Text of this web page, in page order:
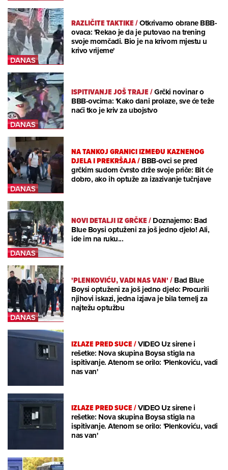
RAZLIČITE TAKTIKE/Otkrivamo obrane BBB-
ovaca: 'Rekao je da je putovao na trening
svoje momčadi. Bio je na krivom mjestu u
krivo vrijeme'
ISPITIVANJE JOŠ TRAJE/Grčki novinar o
BBB-ovcima: 'Kako dani prolaze, sve će teže
naći tko je kriv za ubojstvo
NA TANKOJ GRANICI IZMEĐU KAZNENOG
DJELA I PREKRŠAJA/BBB-ovci se pred
grčkim sudom čvrsto drže svoje priče: Bit će
dobro, ako ih optuže za izazivanje tučnjave
NOVI DETALJI IZ GRČKE/Doznajemo: Bad
Blue Boysi optuženi za još jedno djelo! Ali,
ide im na ruku...
'PLENKOVIĆU, VADI NAS VAN'/Bad Blue
Boysi optuženi za još jedno djelo: Procurili
njihovi iskazi, jedna izjava je bila temelj za
najtežu optužbu
IZLAZE PRED SUCE/VIDEO Uz sirene i
rešetke: Nova skupina Boysa stigla na
ispitivanje. Atenom se orilo: 'Plenkoviću, vadi
nas van'
IZLAZE PRED SUCE/VIDEO Uz sirene i
rešetke: Nova skupina Boysa stigla na
ispitivanje. Atenom se orilo: 'Plenkoviću, vadi
nas van'